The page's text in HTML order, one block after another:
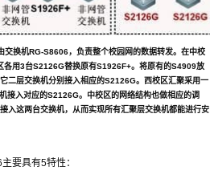
换机RG-S8606，负责整个校园网的数据转发。在中校
各用3台S2126G替换原有S1926F+。将原有的S4909放
二层交换机分别接入相应的S2126G。西校区汇聚采用一
接入对应的S2126G。中校区的网络结构也做相应的调
入这两台交换机，从而实现所有汇聚层交换机都能进行安
要具有5特性：